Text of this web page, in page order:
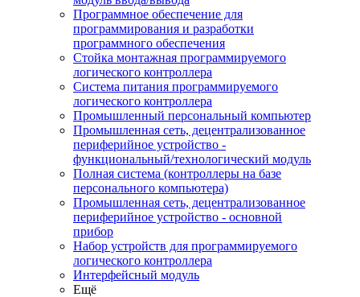
Программное обеспечение для
программирования и разработки
программного обеспечения
Стойка монтажная программируемого
логического контроллера
Система питания программируемого
логического контроллера
Промышленный персональный компьютер
Промышленная сеть, децентрализованное
периферийное устройство -
функциональный/технологический модуль
Полная система (контроллеры на базе
персонального компьютера)
Промышленная сеть, децентрализованное
периферийное устройство - основной
прибор
Набор устройств для программируемого
логического контроллера
Интерфейсный модуль
Ещё